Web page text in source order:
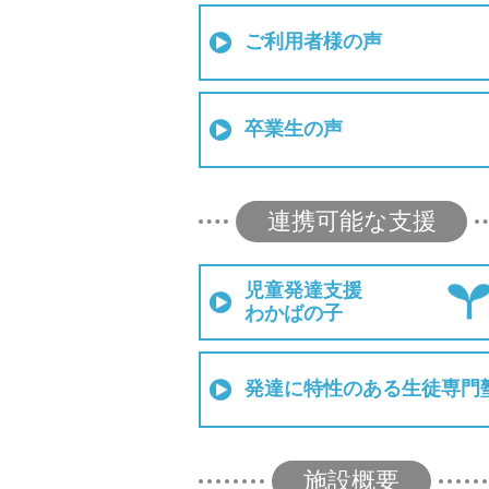
ご利用者様の声
卒業生の声
連携可能な支援
児童発達支援
わかばの子
発達に特性のある生徒専門
施設概要